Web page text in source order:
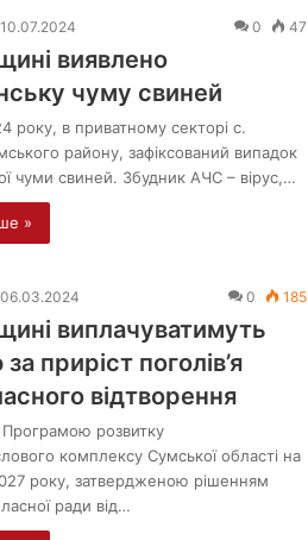
10.07.2024 0 47
виявлено
чуму свиней
року, в приватному секторі с.
району, зафіксований випадок
чуми свиней. Збудник АЧС – вірус,…
»
06.03.2024 0 185
виплачуватимуть
приріст поголів’я
відтворення
розвитку
комплексу Сумської області на
року, затвердженою рішенням
ради від…